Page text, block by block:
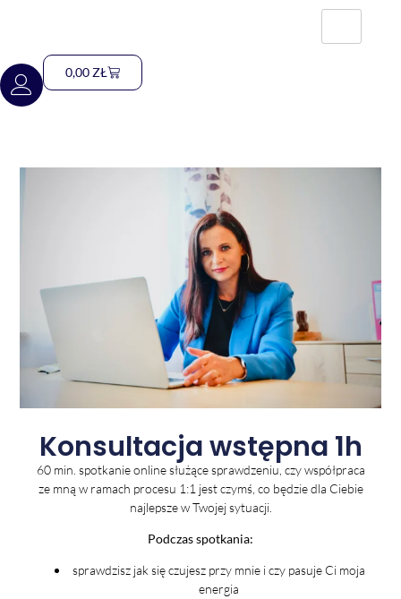
0,00ZŁ
Konsultacja wstępna 1h
60 min. spotkanie online służące sprawdzeniu, czy współpraca
ze mną w ramach procesu 1:1 jest czymś, co będzie dla Ciebie
najlepsze w Twojej sytuacji.
Podczas spotkania:
sprawdzisz jak się czujesz przy mnie i czy pasuje Ci moja
energia